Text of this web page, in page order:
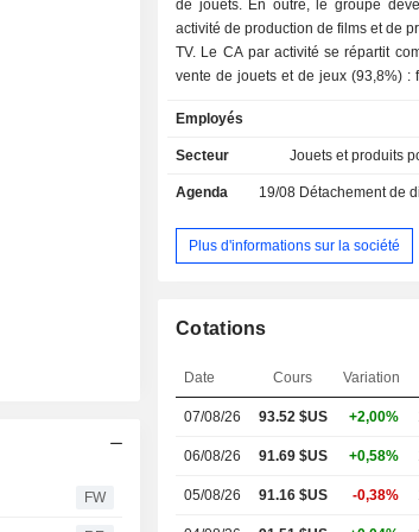
FW
de jouets. En outre, le groupe
activité de production de films et de
TV. Le CA par activité se répartit
vente de jouets et de jeux (93,8%) :
traditionnels, jouets et jeux
et jeux créatifs et éducatifs, jeux de
Shop, Magic : The Gathering,
sous marques partenaires
Avengers, Star Wars, Disney
Watch), sous marques détenues
Playskool Heroes) et autres (jeux de
jeux numériques vendus sous les
Operation, Pie Face, Scrabble,
Toilet Trouble) ; - production et vente de licences
de films, de programmes TV
Employés
Secteur Jouets et produits
Agenda 19/08 Détachement de
Plus d'informations sur la société
Cotations
Date Cours Variation
07/08/26 93.52 $US +2,00%
06/08/26 91.69 $US +0,58%
05/08/26 91.16 $US -0,38%